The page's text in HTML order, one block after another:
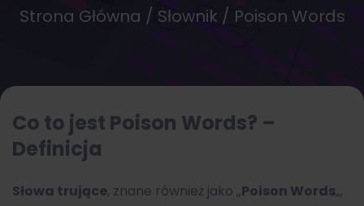
Strona Główna / Słownik / Poison Words
Co to jest Poison Words? –
Definicja
Słowa trujące, znane również jako „Poison Words„,